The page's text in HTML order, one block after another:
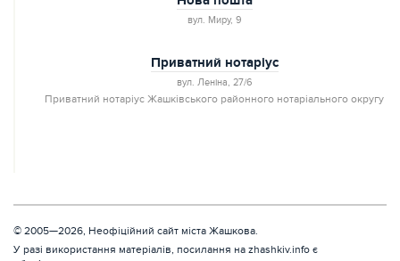
вул. Миру, 9
Приватний нотаріус
вул. Леніна, 27/6
Приватний нотаріус Жашківського районного нотаріального округу
© 2005—2026, Неофіційний сайт міста Жашкова.
У разі використання матеріалів, посилання на zhashkiv.info є